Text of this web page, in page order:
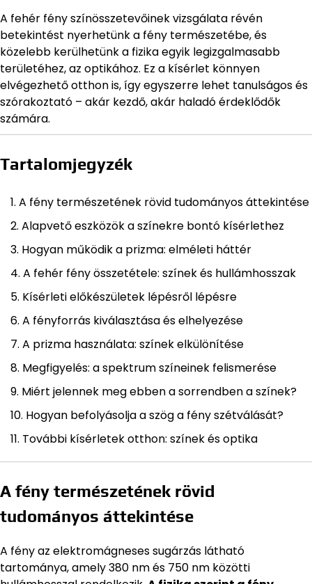
A fehér fény színösszetevőinek vizsgálata révén
betekintést nyerhetünk a fény természetébe, és
közelebb kerülhetünk a fizika egyik legizgalmasabb
területéhez, az optikához. Ez a kísérlet könnyen
elvégezhető otthon is, így egyszerre lehet tanulságos és
szórakoztató – akár kezdő, akár haladó érdeklődők
számára.
Tartalomjegyzék
A fény természetének rövid tudományos áttekintése
Alapvető eszközök a színekre bontó kísérlethez
Hogyan működik a prizma: elméleti háttér
A fehér fény összetétele: színek és hullámhosszak
Kísérleti előkészületek lépésről lépésre
A fényforrás kiválasztása és elhelyezése
A prizma használata: színek elkülönítése
Megfigyelés: a spektrum színeinek felismerése
Miért jelennek meg ebben a sorrendben a színek?
Hogyan befolyásolja a szög a fény szétválását?
További kísérletek otthon: színek és optika
A fény természetének rövid
tudományos áttekintése
A fény az elektromágneses sugárzás látható
tartománya, amely 380 nm és 750 nm közötti